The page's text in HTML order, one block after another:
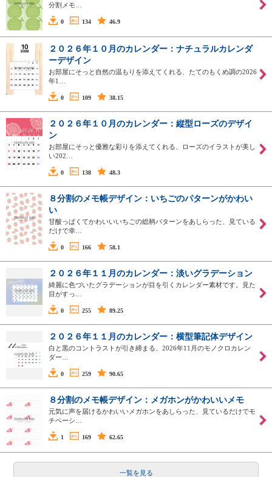
分割メモ…
0 134 46.9
２０２６年１０月のカレンダー：ナチュラルカレンダ
ーデザイン
お部屋にそっと自然の温もりを添えてくれる、たてのもくめ調の2026
年1…
0 109 38.15
２０２６年１０月のカレンダー：縦型ローズのデザイ
ン
お部屋にそっと優雅な彩りを添えてくれる、ローズのイラストが美し
い202…
0 138 48.3
８分割のメモ帳デザイン：いちごのパターンがかわい
い
甘酸っぱくてかわいいいちごの総柄パターンをあしらった、見ている
だけで幸…
0 166 58.1
２０２６年１１月のカレンダー：淡いグラデーション
綺麗に色づいたグラデーションが目を引くカレンダー素材です。見た
目がすっ…
0 255 89.25
２０２６年１１月のカレンダー：横型筆記体デザイン
白と黒のコントラストが引き締まる、2026年11月のモノクロカレン
ダー…
0 259 90.65
８分割のメモ帳デザイン：メガホンがかわいいメモ
元気に声を届けるかわいいメガホンをあしらった、見ているだけでモ
チベーシ…
1 169 62.65
一覧を見る